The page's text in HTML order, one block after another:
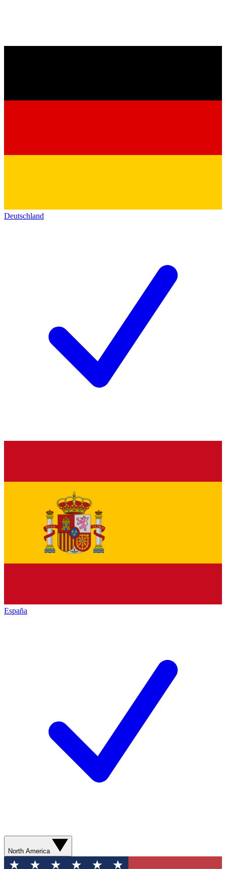
Deutschland
España
North America